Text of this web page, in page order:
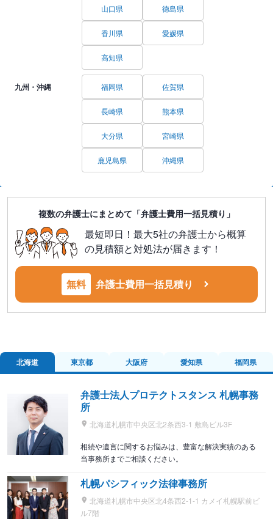
山口県 徳島県
香川県 愛媛県
高知県
九州・沖縄 福岡県 佐賀県
長崎県 熊本県
大分県 宮崎県
鹿児島県 沖縄県
複数の弁護士にまとめて「弁護士費用一括見積り」
最短即日！最大5社の弁護士から概算
の見積額と対処法が届きます！
無料 弁護士費用一括見積り
北海道 東京都 大阪府 愛知県 福岡県
弁護士法人プロテクトスタンス 札幌事務
所
北海道札幌市中央区北2条西3-1 敷島ビル3F
相続や遺言に関するお悩みは、豊富な解決実績のある
当事務所までご相談ください。
札幌パシフィック法律事務所
北海道札幌市中央区北4条西2-1-1 カメイ札幌駅前ビ
ル7階